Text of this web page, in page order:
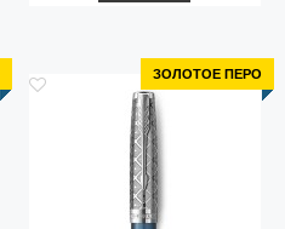
ЗОЛОТОЕ ПЕРО